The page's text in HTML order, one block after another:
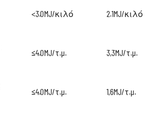
<3.0MJ/κιλό 2.1MJ/κιλό
≤4.0MJ/τ.μ. 3,3MJ/τ.μ.
≤4.0MJ/τ.μ. 1,6MJ/τ.μ.